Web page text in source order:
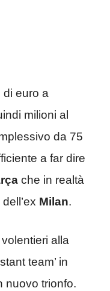
di euro a
milioni al
da 75
a far dire
che in realtà
Milan.
alla
team’ in
nuovo trionfo.